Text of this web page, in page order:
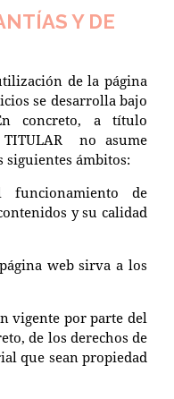
Y DE
de la página
se desarrolla bajo
concreto, a título
no asume
ámbitos:
de
y su calidad
web sirva a los
vigente por parte del
de los derechos de
que sean propiedad